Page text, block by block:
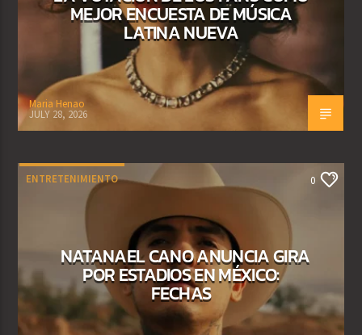
MEJOR ENCUESTA DE MÚSICA
LATINA NUEVA
Maria Henao
JULY 28, 2026
ENTRETENIMIENTO 0
NATANAEL CANO ANUNCIA GIRA
POR ESTADIOS EN MÉXICO:
FECHAS